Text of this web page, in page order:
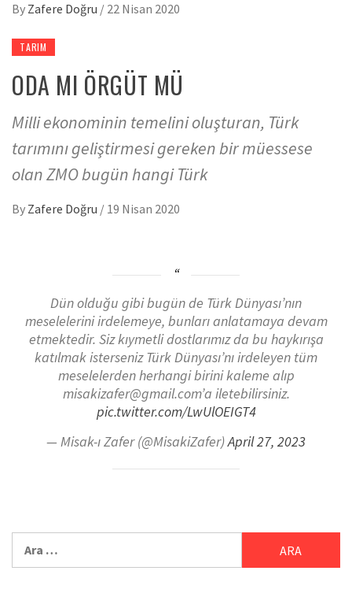
By Zafere Doğru / 22 Nisan 2020
TARIM
ODA MI ÖRGÜT MÜ
Milli ekonominin temelini oluşturan, Türk
tarımını geliştirmesi gereken bir müessese
olan ZMO bugün hangi Türk
By Zafere Doğru / 19 Nisan 2020
Dün olduğu gibi bugün de Türk Dünyası’nın
meselelerini irdelemeye, bunları anlatamaya devam
etmektedir. Siz kıymetli dostlarımız da bu haykırışa
katılmak isterseniz Türk Dünyası’nı irdeleyen tüm
meselelerden herhangi birini kaleme alıp
misakizafer@gmail.com’a iletebilirsiniz.
pic.twitter.com/LwUlOEIGT4
— Misak-ı Zafer (@MisakiZafer)April 27, 2023